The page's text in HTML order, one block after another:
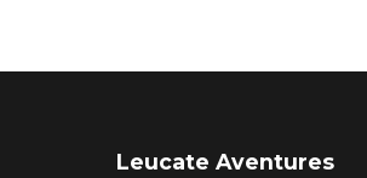
Leucate Aventures